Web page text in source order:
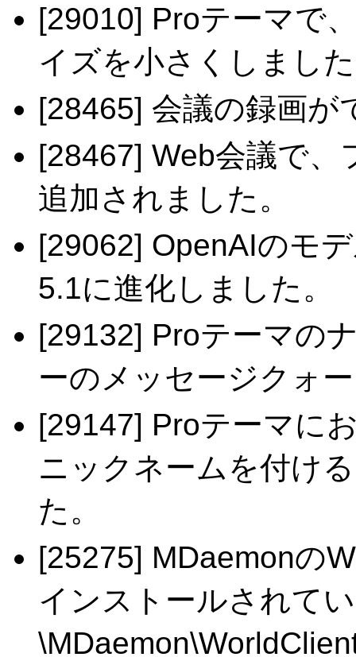
[29010] Proテーマで
イズを小さくしまし
[28465] 会議の録画が
[28467] Web会議で
追加されました。
[29062] OpenAIのモ
5.1に進化しました。
[29132] Proテーマの
ーのメッセージクォ
[29147] Proテーマに
ニックネームを付け
た。
[25275] MDaemonの
インストールされて